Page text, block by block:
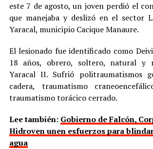
este 7 de agosto, un joven perdió el
que manejaba y deslizó en el sector
Yaracal, municipio Cacique Manaure.
El lesionado fue identificado como
18 años, obrero, soltero, natural y
Yaracal II. Sufrió politraumatismos
cadera, traumatismo
traumatismo torácico cerrado.
Lee también: Gobierno de Falcón,
Hidroven unen esfuerzos para
agua